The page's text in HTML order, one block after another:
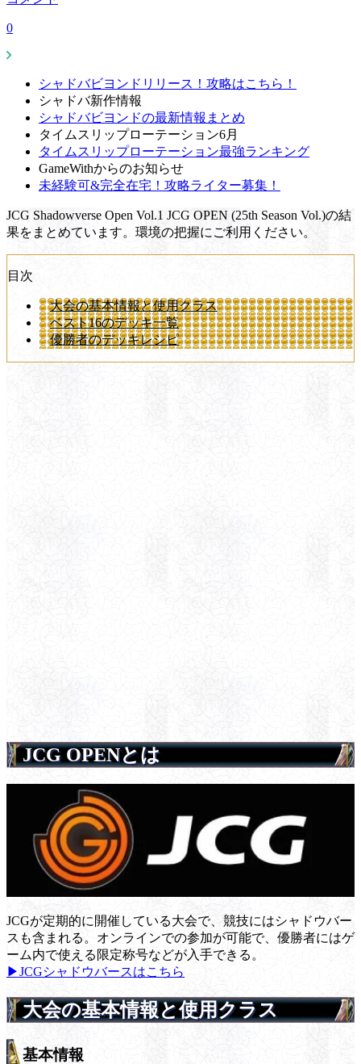
0
シャドバビヨンドリリース！攻略はこちら！
シャドバ新作情報
シャドバビヨンドの最新情報まとめ
タイムスリップローテーション6月
タイムスリップローテーション最強ランキング
GameWithからのお知らせ
未経験可&完全在宅！攻略ライター募集！
JCG Shadowverse Open Vol.1 JCG OPEN (25th Season Vol.)の結
果をまとめています。環境の把握にご利用ください。
目次
大会の基本情報と使用クラス
ベスト16のデッキ一覧
優勝者のデッキレシピ
JCG OPENとは
JCGが定期的に開催している大会で、競技にはシャドウバー
スも含まれる。オンラインでの参加が可能で、優勝者にはゲ
ーム内で使える限定称号などが入手できる。
▶JCGシャドウバースはこちら
大会の基本情報と使用クラス
基本情報